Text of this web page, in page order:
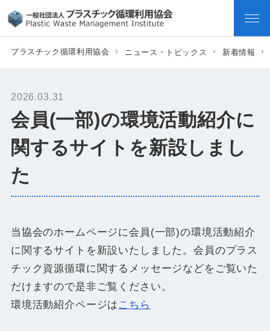
プラスチック循環利用協会 ニュース・トピックス 新着情報
2026.03.31
会員(一部)の環境活動紹介に
関するサイトを新設しまし
た
当協会のホームページに会員(一部)の環境活動紹介
に関するサイトを新設いたしました。会員のプラス
チック資源循環に関するメッセージなどをご覧いた
だけますので是非ご覧ください。
環境活動紹介ページは こちら